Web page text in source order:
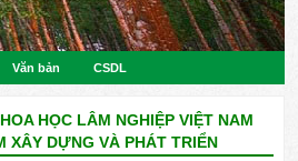
Văn bản CSDL
HỌC LÂM NGHIỆP VIỆT NAM
XÂY DỰNG VÀ PHÁT TRIỂN